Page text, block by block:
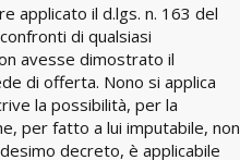
applicato il d.lgs. n. 163 del
di qualsiasi
avesse dimostrato il
di offerta. Nono si applica
la possibilità, per la
per fatto a lui imputabile, non
decreto, è applicabile